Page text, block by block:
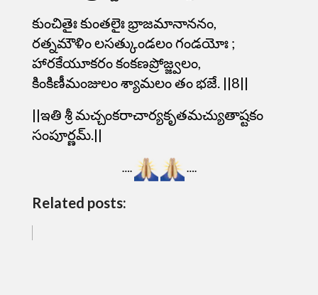
కుంచితైః కుంతలైః భ్రాజమానాననం,
రత్నమౌళిం లసత్కుండలం గండయోః ;
హారకేయూకరం కంకణప్రోజ్జ్వలం,
కింకిణీమంజులం శ్యామలం తం భజే. ||8||
||ఇతి శ్రీ మచ్చంకరాచార్యకృతమచ్యుతాష్టకం
సంపూర్ణమ్.||
…. ….
Related posts: